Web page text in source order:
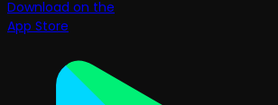
Download on the
App Store